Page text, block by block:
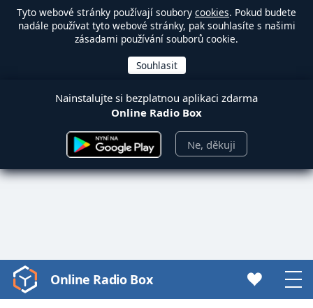
Tyto webové stránky používají soubory cookies. Pokud budete
nadále používat tyto webové stránky, pak souhlasíte s našimi
zásadami používání souborů cookie.
Nainstalujte si bezplatnou aplikaci zdarma
Online Radio Box
Ne, děkuji
Video
Player
Online Radio Box